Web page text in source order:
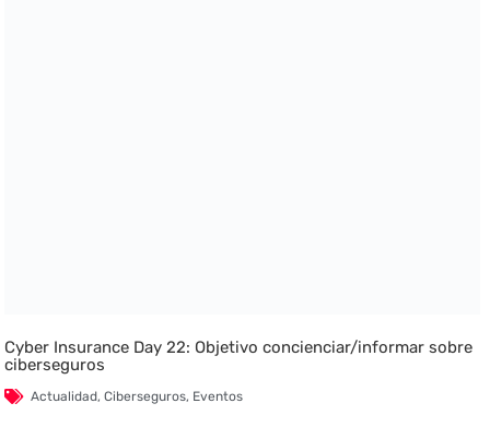
Cyber Insurance Day 22: Objetivo concienciar/informar sobre
ciberseguros
Actualidad,Ciberseguros, Eventos